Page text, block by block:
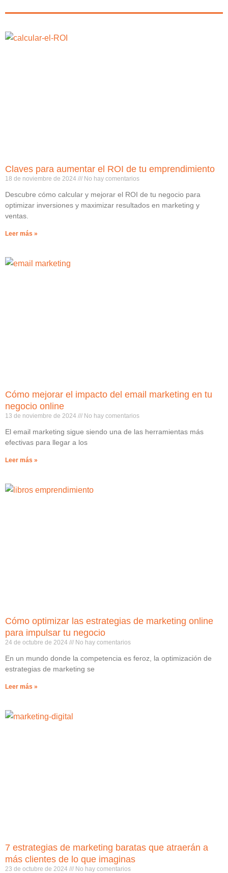
Claves para aumentar el ROI de tu emprendimiento
18 de noviembre de 2024 No hay comentarios
Descubre cómo calcular y mejorar el ROI de tu negocio para
optimizar inversiones y maximizar resultados en marketing y
ventas.
Leer más »
Cómo mejorar el impacto del email marketing en tu
negocio online
13 de noviembre de 2024 No hay comentarios
El email marketing sigue siendo una de las herramientas más
efectivas para llegar a los
Leer más »
Cómo optimizar las estrategias de marketing online
para impulsar tu negocio
24 de octubre de 2024 No hay comentarios
En un mundo donde la competencia es feroz, la optimización de
estrategias de marketing se
Leer más »
7 estrategias de marketing baratas que atraerán a
más clientes de lo que imaginas
23 de octubre de 2024 No hay comentarios